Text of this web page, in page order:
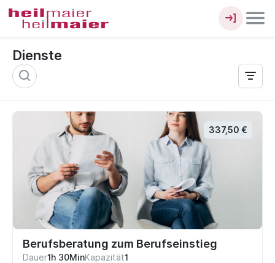
Dienste
337,50 €
Berufsberatung zum Berufseinstieg
Dauer1h 30MinKapazität1